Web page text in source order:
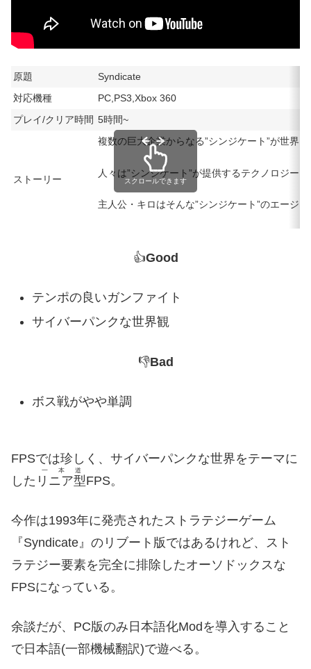
原題
Syndicate
対応機種
PC,PS3,Xbox 360
プレイ/クリア時間 5時間~
ストーリー
複数の巨大企業からなる”シンジケート”が世界
人々は”シンジケート”が提供するテクノロジー
主人公・キロはそんな”シンジケート”のエージ
スクロールできます
👍Good
テンポの良いガンファイト
サイバーパンクな世界観
👎Bad
ボス戦がやや単調
FPSでは珍しく、サイバーパンクな世界をテーマに
した リニア型
一本道
FPS。
今作は1993年に発売されたストラテジーゲーム
『Syndicate』のリブート版ではあるけれど、スト
ラテジー要素を完全に排除したオーソドックスな
FPSになっている。
余談だが、PC版のみ日本語化Modを導入すること
で日本語(一部機械翻訳)で遊べる。